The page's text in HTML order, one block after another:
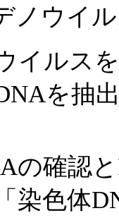
ノウイ
イルス
を抽
の確認と
「染色体